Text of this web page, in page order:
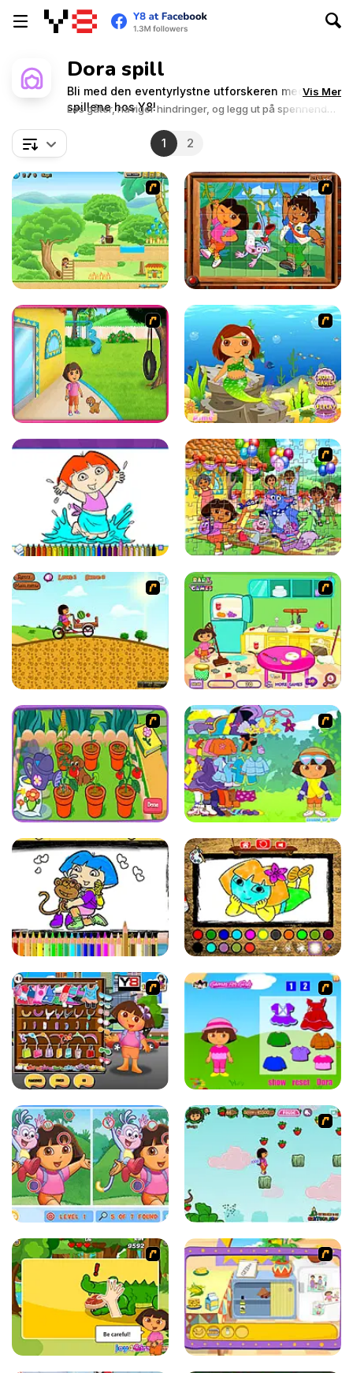
Dora spill
Bli med den eventyrlystne utforskeren med Dora-
spillene hos Y8!
Løs gåter, naviger hindringer, og legg ut på spennende
Vis Mer
1 2